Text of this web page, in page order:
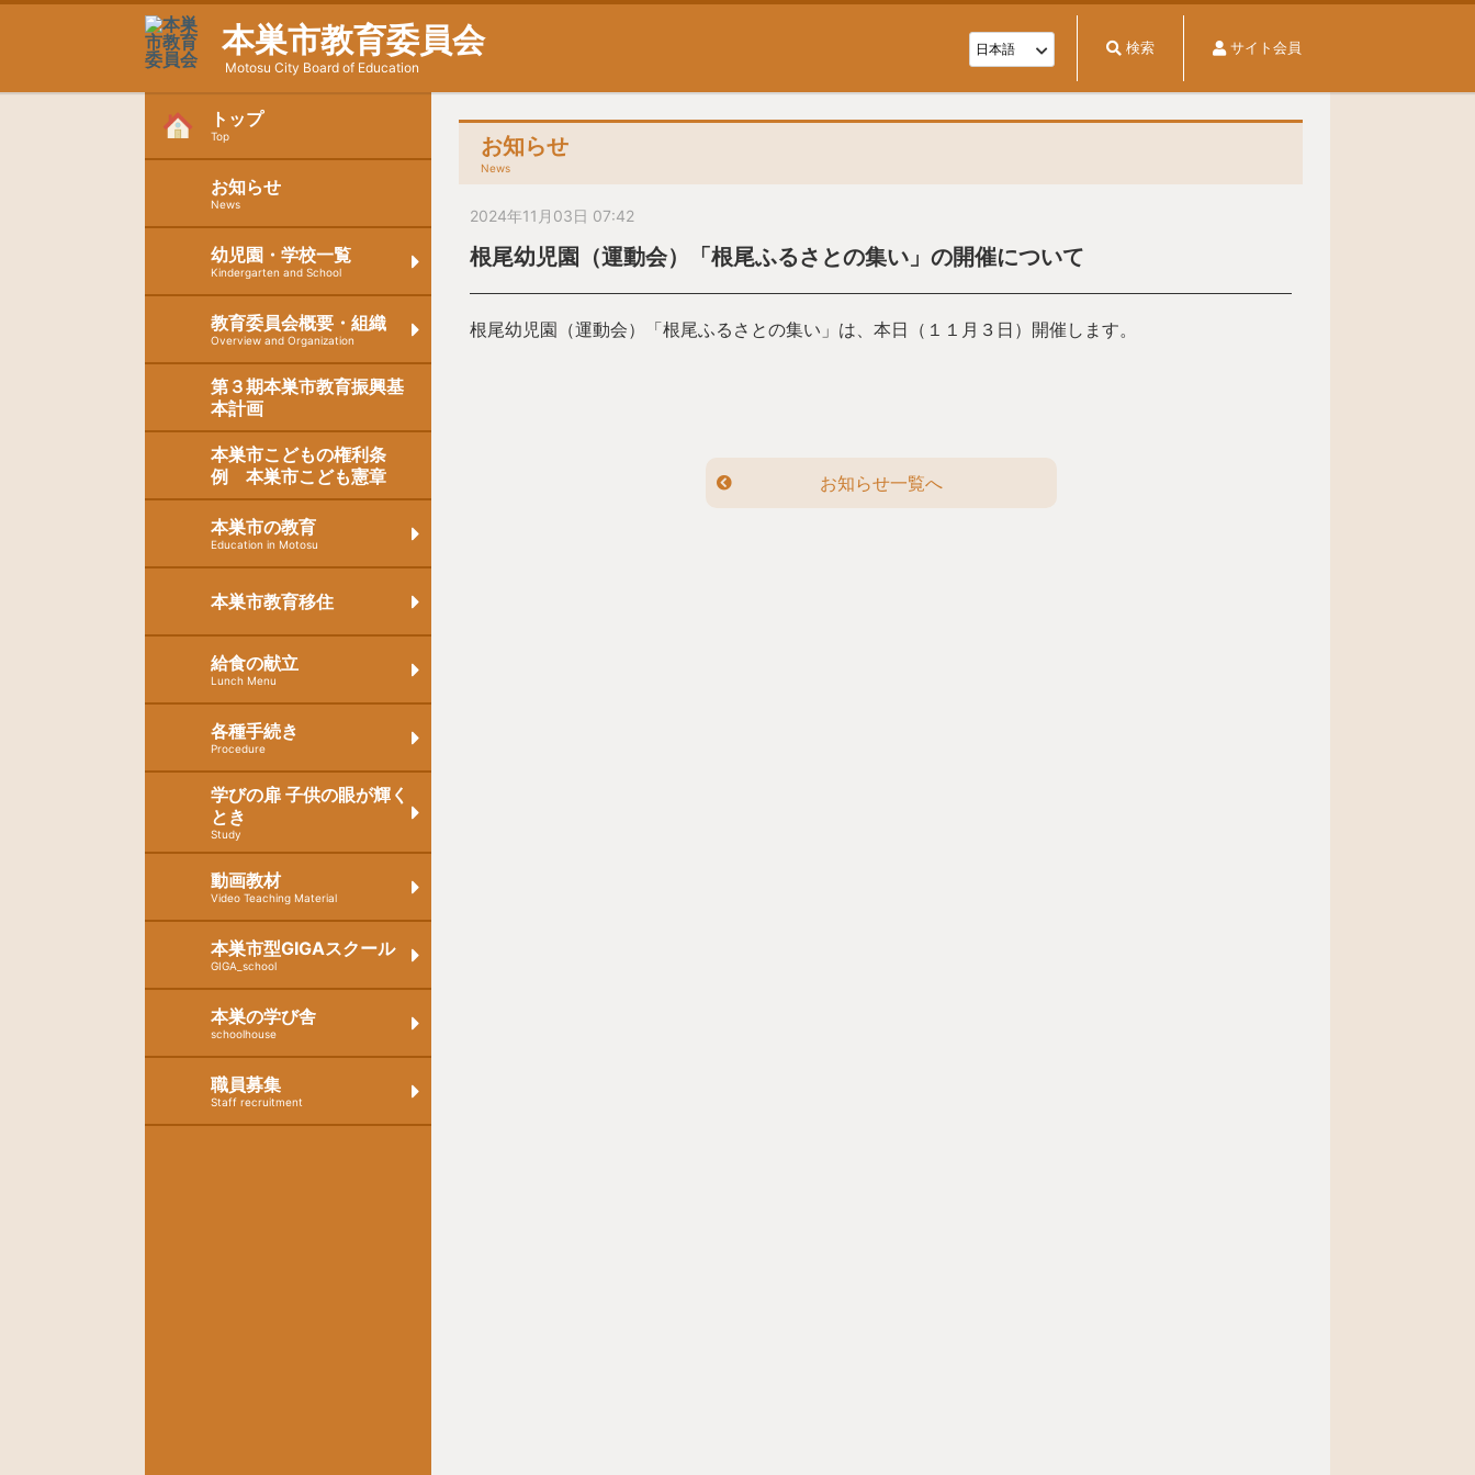
本巣市教育委員会
Motosu City Board of Education
検索 サイト会員
トップ
Top
お知らせ
News
幼児園・学校一覧
Kindergarten and School
教育委員会概要・組織
Overview and Organization
第３期本巣市教育振興基
本計画
本巣市こどもの権利条
例 本巣市こども憲章
本巣市の教育
Education in Motosu
本巣市教育移住
給食の献立
Lunch Menu
各種手続き
Procedure
学びの扉 子供の眼が輝く
とき
Study
動画教材
Video Teaching Material
本巣市型GIGAスクール
GIGA_school
本巣の学び舎
schoolhouse
職員募集
Staff recruitment
お知らせ
News
2024年11月03日 07:42
根尾幼児園（運動会）「根尾ふるさとの集い」の開催について
根尾幼児園（運動会）「根尾ふるさとの集い」は、本日（１１月３日）開催します。
お知らせ一覧へ